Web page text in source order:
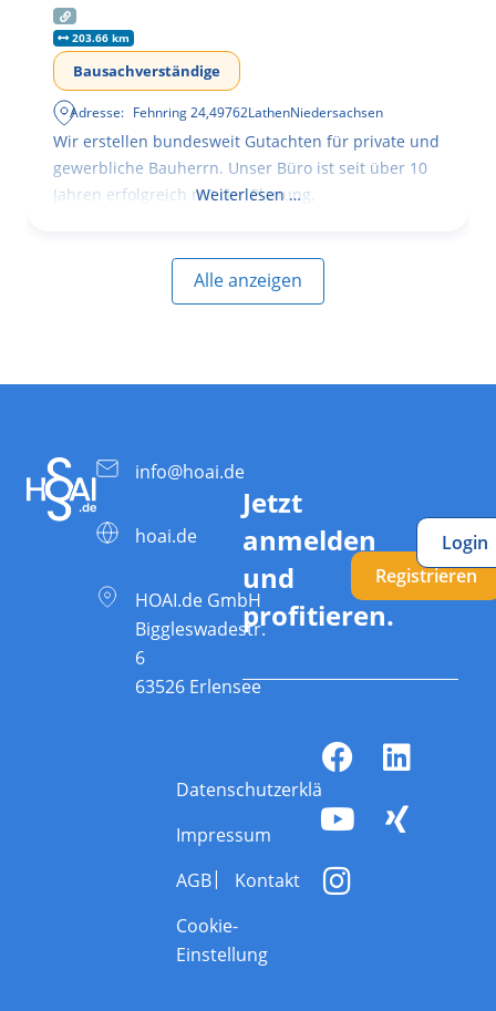
203.66 km
Bausachverständige
Adresse: Fehnring 24,49762LathenNiedersachsen
Wir erstellen bundesweit Gutachten für private und
gewerbliche Bauherrn. Unser Büro ist seit über 10
Jahren erfolgreich mit der Planung,
Weiterlesen …
Alle anzeigen
info@hoai.de
hoai.de
HOAI.de GmbH
Biggleswadestr.
6
63526 Erlensee
Jetzt
anmelden
und
profitieren.
Registrieren
Login
Datenschutzerklärung
Impressum
AGB
Kontakt
Cookie-
Einstellung